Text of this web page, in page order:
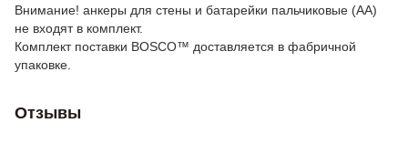
Внимание! анкеры для стены и батарейки пальчиковые (AA)
не входят в комплект.
Комплект поставки BOSCO™ доставляется в фабричной
упаковке.
Отзывы